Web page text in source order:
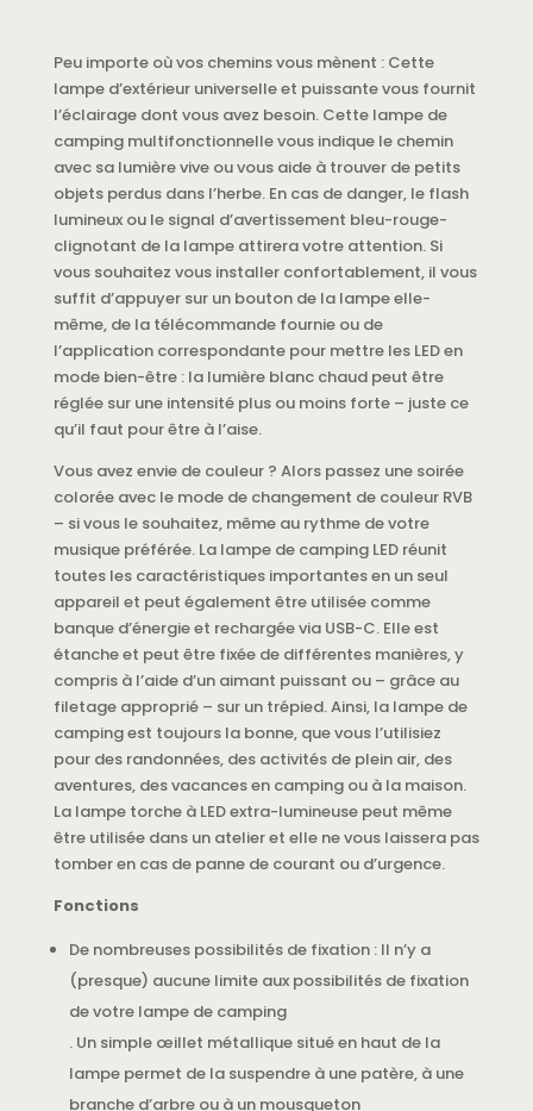
Peu importe où vos chemins vous mènent : Cette
lampe d’extérieur universelle et puissante vous fournit
l’éclairage dont vous avez besoin. Cette lampe de
camping multifonctionnelle vous indique le chemin
avec sa lumière vive ou vous aide à trouver de petits
objets perdus dans l’herbe. En cas de danger, le flash
lumineux ou le signal d’avertissement bleu-rouge-
clignotant de la lampe attirera votre attention. Si
vous souhaitez vous installer confortablement, il vous
suffit d’appuyer sur un bouton de la lampe elle-
même, de la télécommande fournie ou de
l’application correspondante pour mettre les LED en
mode bien-être : la lumière blanc chaud peut être
réglée sur une intensité plus ou moins forte – juste ce
qu’il faut pour être à l’aise.
Vous avez envie de couleur ? Alors passez une soirée
colorée avec le mode de changement de couleur RVB
– si vous le souhaitez, même au rythme de votre
musique préférée. La lampe de camping LED réunit
toutes les caractéristiques importantes en un seul
appareil et peut également être utilisée comme
banque d’énergie et rechargée via USB-C. Elle est
étanche et peut être fixée de différentes manières, y
compris à l’aide d’un aimant puissant ou – grâce au
filetage approprié – sur un trépied. Ainsi, la lampe de
camping est toujours la bonne, que vous l’utilisiez
pour des randonnées, des activités de plein air, des
aventures, des vacances en camping ou à la maison.
La lampe torche à LED extra-lumineuse peut même
être utilisée dans un atelier et elle ne vous laissera pas
tomber en cas de panne de courant ou d’urgence.
Fonctions
De nombreuses possibilités de fixation : Il n’y a
(presque) aucune limite aux possibilités de fixation
de votre lampe de camping
. Un simple œillet métallique situé en haut de la
lampe permet de la suspendre à une patère, à une
branche d’arbre ou à un mousqueton